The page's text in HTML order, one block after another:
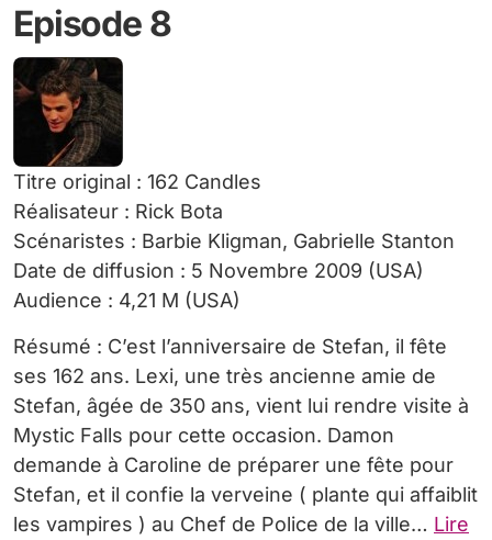
Episode 8
Titre original : 162 Candles
Réalisateur : Rick Bota
Scénaristes : Barbie Kligman, Gabrielle Stanton
Date de diffusion : 5 Novembre 2009 (USA)
Audience : 4,21 M (USA)
Résumé : C’est l’anniversaire de Stefan, il fête
ses 162 ans. Lexi, une très ancienne amie de
Stefan, âgée de 350 ans, vient lui rendre visite à
Mystic Falls pour cette occasion. Damon
demande à Caroline de préparer une fête pour
Stefan, et il confie la verveine ( plante qui affaiblit
les vampires ) au Chef de Police de la ville… Lire